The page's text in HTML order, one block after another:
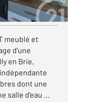
meublé et
d'une
en Brie,
dont une
salle d'eau ...